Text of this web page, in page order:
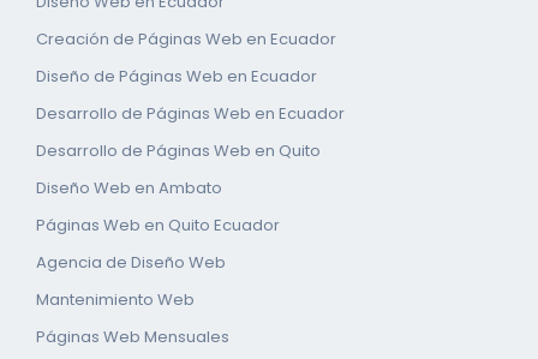
Creación de Páginas Web en Ecuador
Diseño de Páginas Web en Ecuador
Desarrollo de Páginas Web en Ecuador
Desarrollo de Páginas Web en Quito
Diseño Web en Ambato
Páginas Web en Quito Ecuador
Agencia de Diseño Web
Mantenimiento Web
Páginas Web Mensuales